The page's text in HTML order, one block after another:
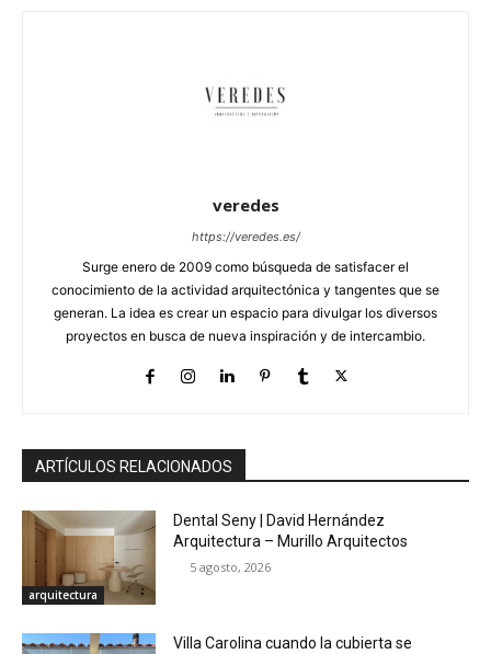
veredes
https://veredes.es/
Surge enero de 2009 como búsqueda de satisfacer el
conocimiento de la actividad arquitectónica y tangentes que se
generan. La idea es crear un espacio para divulgar los diversos
proyectos en busca de nueva inspiración y de intercambio.
ARTÍCULOS RELACIONADOS
arquitectura
Dental Seny | David Hernández
Arquitectura – Murillo Arquitectos
5 agosto, 2026
Villa Carolina cuando la cubierta se